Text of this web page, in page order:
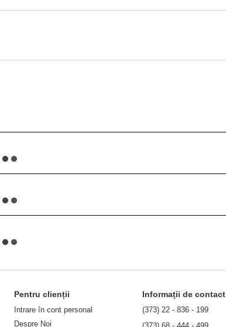
Pentru clienții
Intrare în cont personal
Despre Noi
Informații de contact
(373) 22 - 836 - 199